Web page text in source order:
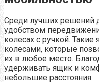
Среди лучших решений
удобством
колесах с ручкой.
колесами, которые
их в любое место.
удерживать ящик и
небольшие расстояния.